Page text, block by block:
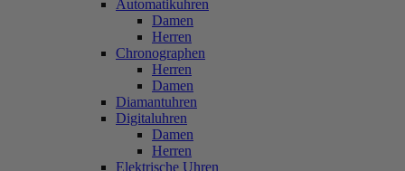
Automatikuhren
Damen
Herren
Chronographen
Herren
Damen
Diamantuhren
Digitaluhren
Damen
Herren
Elektrische Uhren